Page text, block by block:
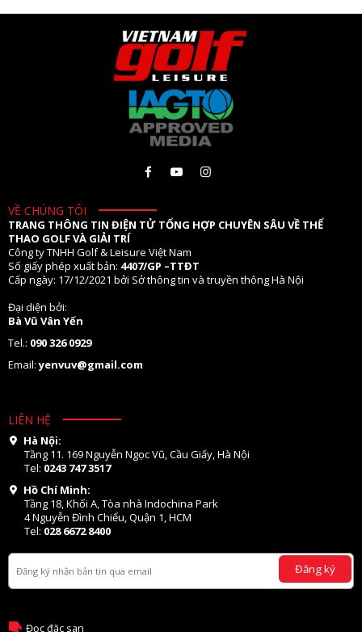
VỀ CHÚNG TÔI
TRANG THÔNG TIN ĐIỆN TỬ TỔNG HỢP CHUYÊN SÂU VỀ THỂ
THAO GOLF VÀ GIẢI TRÍ
Công ty TNHH Golf & Leisure Việt Nam
Số giấy phép xuất bản: 4407/GP –TTĐT
Cấp ngày: 17/12/2021 bởi Sở thông tin và truyền thông Hà Nội
Đại diện bởi:
Bà Vũ Vân Yến
Tel.: 090 326 0929
Email:yenvuv@gmail.com
LIÊN HỆ
Hà Nội:
Tầng 11. 169 Nguyễn Ngọc Vũ, Cầu Giấy, Hà Nội
Tel: 0243 747 3517
Hồ Chí Minh:
Tầng 18, Khối A, Tòa nhà Indochina Park
4 Nguyễn Đình Chiểu, Quận 1, HCM
Tel: 028 6672 8400
Đăng ký
Đọc đặc san